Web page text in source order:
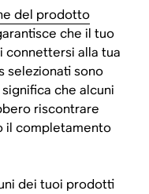
del prodotto
che il tuo
connettersi alla tua
selezionati sono
che alcuni
riscontrare
il completamento
dei tuoi prodotti